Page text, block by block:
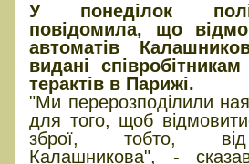
У понеділок
повідомила, що
автоматів
видані співробітникам
терактів в Парижі.
"Ми перерозподілили
для того, щоб
зброї, тобто, від
Калашникова", -